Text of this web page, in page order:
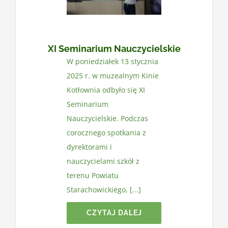
Kontakt
XI Seminarium Nauczycielskie
W poniedziałek 13 stycznia
2025 r. w muzealnym Kinie
Kotłownia odbyło się XI
Seminarium
Nauczycielskie. Podczas
corocznego spotkania z
dyrektorami i
nauczycielami szkół z
terenu Powiatu
Starachowickiego, [...]
CZYTAJ DALEJ